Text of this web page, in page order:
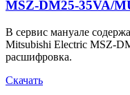
MSZ-DM25-35VA/
В сервис мануале
Mitsubishi Electric MSZ-
расшифровка.
Скачать